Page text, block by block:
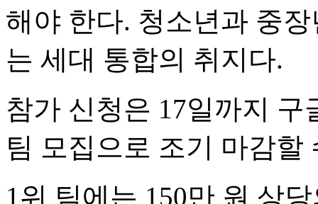
해야 한다. 청소년과 중
는 세대 통합의 취지다.
참가 신청은 17일까지
팀 모집으로 조기 마감할
1위 팀에는 150만 원 상